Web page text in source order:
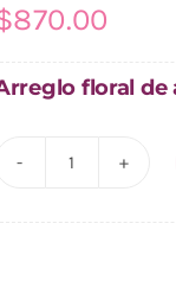
870.00
floral de